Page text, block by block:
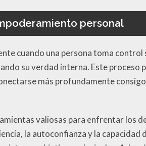
personal
cuando una persona toma
su verdad interna. Este proceso
más profundamente consigo
valiosas para enfrentar los
la autoconfianza y la capacidad